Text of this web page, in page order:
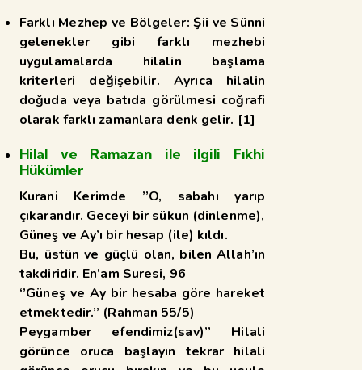
Farklı Mezhep ve Bölgeler: Şii ve Sünni
gelenekler gibi farklı mezhebi
uygulamalarda hilalin başlama
kriterleri değişebilir. Ayrıca hilalin
doğuda veya batıda görülmesi coğrafi
olarak farklı zamanlara denk gelir. [1]
Hilal ve Ramazan ile ilgili Fıkhi
Hükümler
Kurani Kerimde ’’O, sabahı yarıp
çıkarandır. Geceyi bir sükun (dinlenme),
Güneş ve Ay’ı bir hesap (ile) kıldı.
Bu, üstün ve güçlü olan, bilen Allah’ın
takdiridir. En’am Suresi, 96
‘’Güneş ve Ay bir hesaba göre hareket
etmektedir.’’ (Rahman 55/5)
Peygamber efendimiz(sav)’’ Hilali
görünce oruca başlayın tekrar hilali